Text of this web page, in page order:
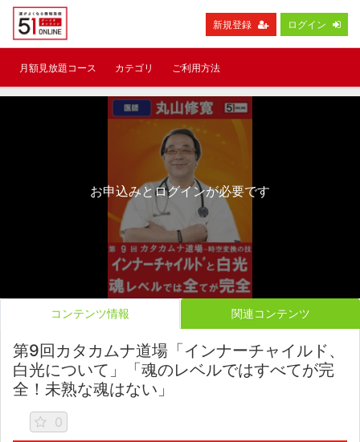
新規登録 ログイン
月額見放題コース カテゴリ ご利用方法
お申込みとログインが必要です
コンテンツ情報 関連コンテンツ
第9回カタカムナ道場「インナーチャイルド、
白光について」「魂のレベルではすべてが完
全！未熟な魂はない」
0